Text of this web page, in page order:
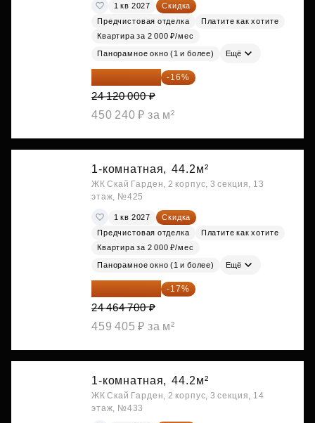
1 кв 2027
Скидка
Предчистовая отделка
Платите как хотите
Квартира за 2 000 ₽/мес
Панорамное окно (1 и более) Ещё
20 260 800 ₽ -16%
24 120 000 ₽
450 240 ₽ за м²
1-комнатная, 44.2м²
ЖК Скай Гарден, 2 корпус, 3 секция, 13
этаж, №425
1 кв 2027
Скидка
Предчистовая отделка
Платите как хотите
Квартира за 2 000 ₽/мес
Панорамное окно (1 и более) Ещё
20 305 701 ₽ -17%
24 464 700 ₽
459 405 ₽ за м²
1-комнатная, 44.2м²
ЖК Скай Гарден, 2 корпус, 3 секция, 14
этаж, №433